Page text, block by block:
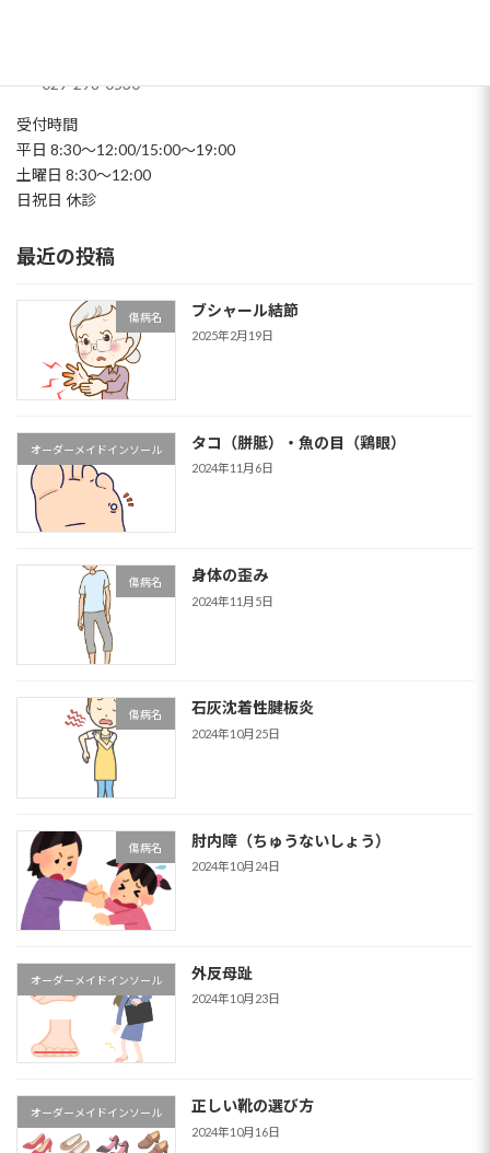
029-298-0530
受付時間
平日 8:30～12:00/15:00～19:00
土曜日 8:30～12:00
日祝日 休診
最近の投稿
傷病名 ブシャール結節
2025年2月19日
オーダーメイドインソール タコ（胼胝）・魚の目（鶏眼）
2024年11月6日
傷病名 身体の歪み
2024年11月5日
傷病名 石灰沈着性腱板炎
2024年10月25日
傷病名 肘内障（ちゅうないしょう）
2024年10月24日
オーダーメイドインソール 外反母趾
2024年10月23日
オーダーメイドインソール 正しい靴の選び方
2024年10月16日